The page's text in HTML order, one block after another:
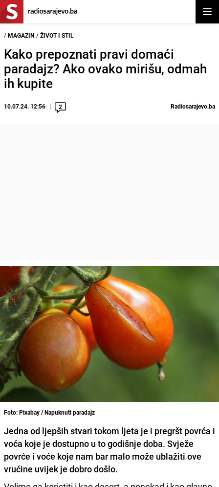
/ MAGAZIN / ŽIVOT I STIL
Kako prepoznati pravi domaći
paradajz? Ako ovako mirišu, odmah
ih kupite
10.07.24. 12:56 2 Radiosarajevo.ba
Foto: Pixabay / Napuknuti paradajz
Jedna od ljepših stvari tokom ljeta je i pregršt povrća i
voća koje je dostupno u to godišnje doba. Svježe
povrće i voće koje nam bar malo može ublažiti ove
vrućine uvijek je dobro došlo.